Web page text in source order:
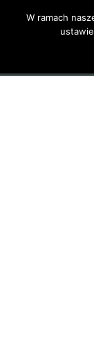
Skip
W ramach